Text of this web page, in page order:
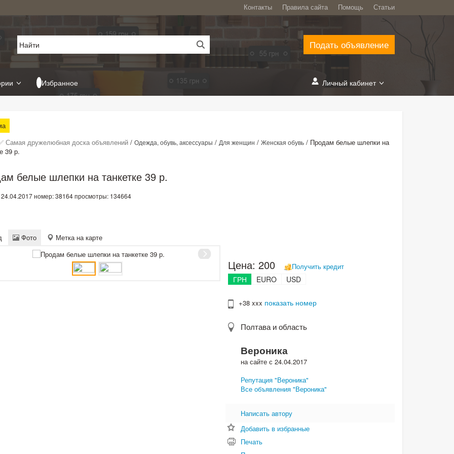
Контакты Правила сайта Помощь Статьи
Подать объявление
Избранное Личный кабинет
Самая дружелюбная доска объявлений / Одежда, обувь, аксессуары / Для женщин / Женская обувь / Продам белые шлепки на
39 р.
белые шлепки на танкетке 39 р.
номер: 38164просмотры: 134664
Фото Метка на карте
Цена:200 Получить кредит
ГРН EURO USD
+38 xxx показать номер
Полтава и область
Вероника
на сайте с 24.04.2017
Репутация "Вероника"
Все объявления "Вероника"
Написать автору
Добавить в избранные
Печать